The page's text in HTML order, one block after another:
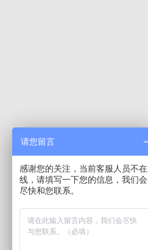
请您留言
感谢您的关注，当前客服人员不在
线，请填写一下您的信息，我们会
尽快和您联系。